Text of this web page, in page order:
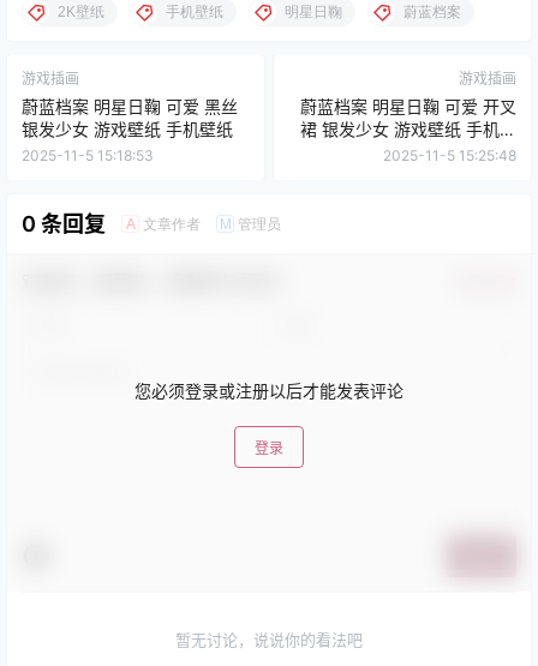
2K壁纸 手机壁纸 明星日鞠 蔚蓝档案
游戏插画
蔚蓝档案 明星日鞠 可爱 黑丝
银发少女 游戏壁纸 手机壁纸
2025-11-5 15:18:53
游戏插画
蔚蓝档案 明星日鞠 可爱 开叉
裙 银发少女 游戏壁纸 手机壁
纸
2025-11-5 15:25:48
0 条回复 A 文章作者 M 管理员
您必须登录或注册以后才能发表评论
登录
暂无讨论，说说你的看法吧